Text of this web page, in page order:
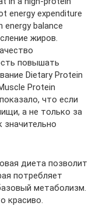
energy expenditure
balance
жиров.
повышать
Dietary Protein
Protein
что если
а не только за
диета позволит
потребляет
метаболизм.
красиво.